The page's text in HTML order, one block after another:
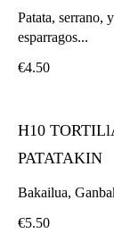
Patata, serrano,
esparragos...
€4.50
H10
PATATAKIN
Bakailua,
€5.50